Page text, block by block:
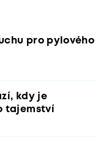
pro pylového
kdy je
tajemství